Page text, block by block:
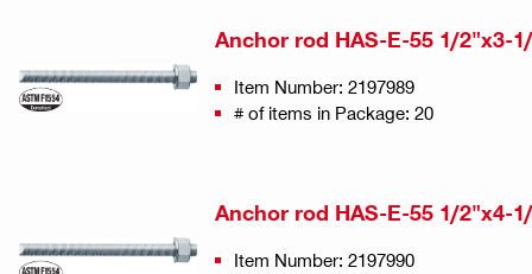
Anchor rod HAS-E-55 1/2"x3-
Item Number: 2197989
# of items in Package: 20
Anchor rod HAS-E-55 1/2"x4-
Item Number: 2197990